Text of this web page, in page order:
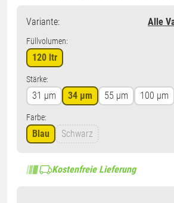
Variante: Alle
Füllvolumen:
120 ltr
Stärke:
31 µm 34 µm 55 µm 100 µm
Farbe:
Blau Schwarz
Kostenfreie Lieferung